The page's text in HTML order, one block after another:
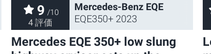
Mercedes-Benz EQE
EQE350+ 2023
9 /10
4 評価
Mercedes EQE 350+ low slung